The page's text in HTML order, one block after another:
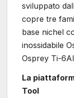
sviluppato
copre tre
base nichel
inossidabile
Osprey Ti-
La
Tool